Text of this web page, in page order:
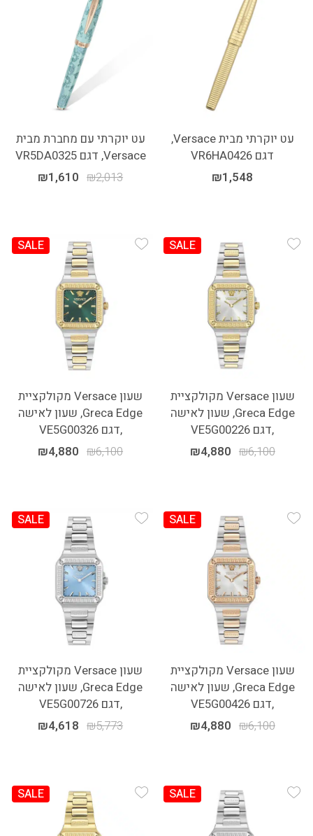
עט יוקרתי מבית Versace,
דגם VR6HA0426
₪1,548
עט יוקרתי עם מחברת מבית
Versace, דגם VR5DA0325
₪2,013
₪1,610
Add Wishlist
SALE
שעון Versace מקולקציית
Greca Edge, שעון לאישה
,דגם VE5G00226
₪6,100
₪4,880
Add Wishlist
SALE
שעון Versace מקולקציית
Greca Edge, שעון לאישה
,דגם VE5G00326
₪6,100
₪4,880
Add Wishlist
SALE
שעון Versace מקולקציית
Greca Edge, שעון לאישה
,דגם VE5G00426
₪6,100
₪4,880
Add Wishlist
SALE
שעון Versace מקולקציית
Greca Edge, שעון לאישה
,דגם VE5G00726
₪5,773
₪4,618
Add Wishlist
SALE
Add Wishlist
SALE